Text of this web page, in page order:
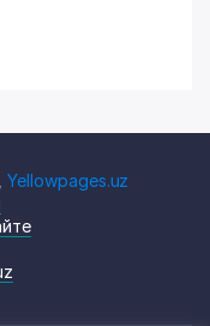
,Yellowpages.uz